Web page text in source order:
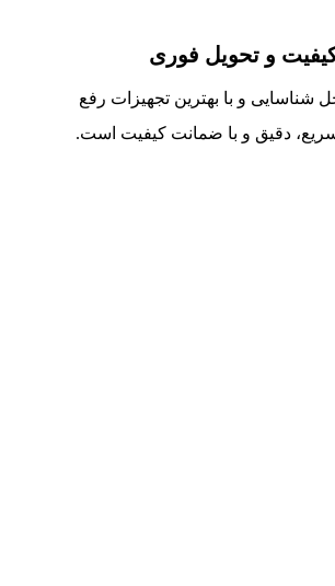
و تحویل فوری
و با بهترین تجهیزات رفع
دقیق و با ضمانت کیفیت است.